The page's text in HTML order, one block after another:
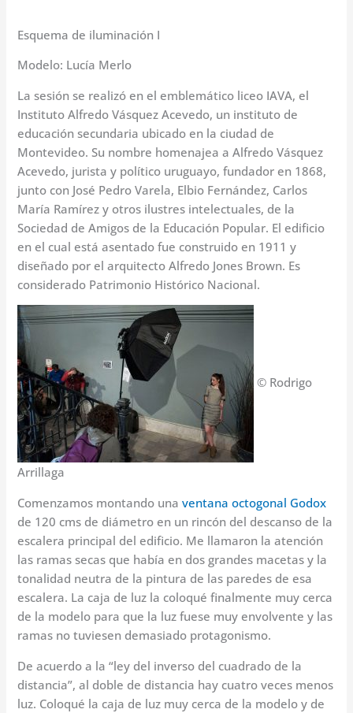
Esquema de iluminación I
Modelo: Lucía Merlo
La sesión se realizó en el emblemático liceo IAVA, el
Instituto Alfredo Vásquez Acevedo, un instituto de
educación secundaria ubicado en la ciudad de
Montevideo. Su nombre homenajea a Alfredo Vásquez
Acevedo, jurista y político uruguayo, fundador en 1868,
junto con José Pedro Varela, Elbio Fernández, Carlos
María Ramírez y otros ilustres intelectuales, de la
Sociedad de Amigos de la Educación Popular. El edificio
en el cual está asentado fue construido en 1911 y
diseñado por el arquitecto Alfredo Jones Brown. Es
considerado Patrimonio Histórico Nacional.
© Rodrigo
Arrillaga
Comenzamos montando una ventana octogonal Godox
de 120 cms de diámetro en un rincón del descanso de la
escalera principal del edificio. Me llamaron la atención
las ramas secas que había en dos grandes macetas y la
tonalidad neutra de la pintura de las paredes de esa
escalera. La caja de luz la coloqué finalmente muy cerca
de la modelo para que la luz fuese muy envolvente y las
ramas no tuviesen demasiado protagonismo.
De acuerdo a la “ley del inverso del cuadrado de la
distancia”, al doble de distancia hay cuatro veces menos
luz. Coloqué la caja de luz muy cerca de la modelo y de